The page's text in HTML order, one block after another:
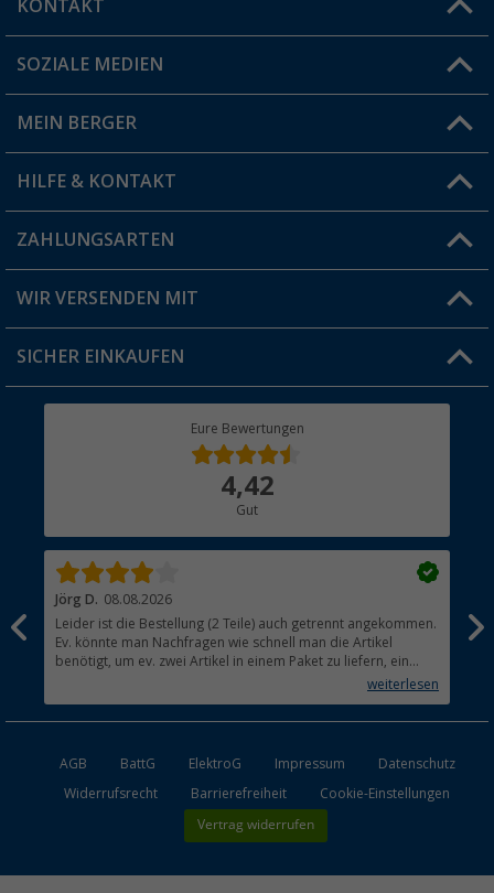
KONTAKT
Du hast eine Frage?
Filiale finden
SOZIALE MEDIEN
MEIN BERGER
Vorteilskarte
Blog
Jobs & Karriere
HILFE & KONTAKT
FAQ & Kontakt
Versandinformationen
Rücksendung
ZAHLUNGSARTEN
WIR VERSENDEN MIT
SICHER EINKAUFEN
Eure Bewertungen
4,42
Gut
Jörg D. 08.08.2026
Leider ist die Bestellung (2 Teile) auch getrennt angekommen.
Ev. könnte man Nachfragen wie schnell man die Artikel
benötigt, um ev. zwei Artikel in einem Paket zu liefern, ein
weiterlesen
Ich
AGB BattG ElektroG Impressum
Datenschutz
Widerrufsrecht
Barrierefreiheit Cookie-Einstellungen
Vertrag widerrufen